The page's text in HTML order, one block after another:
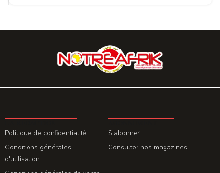
Politique de confidentialité
Conditions générales
d'utilisation
S'abonner
Consulter nos magazines